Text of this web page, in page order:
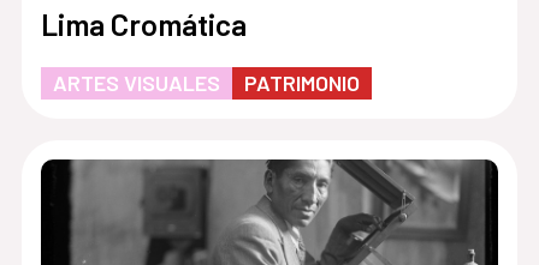
Lima Cromática
ARTES VISUALES PATRIMONIO